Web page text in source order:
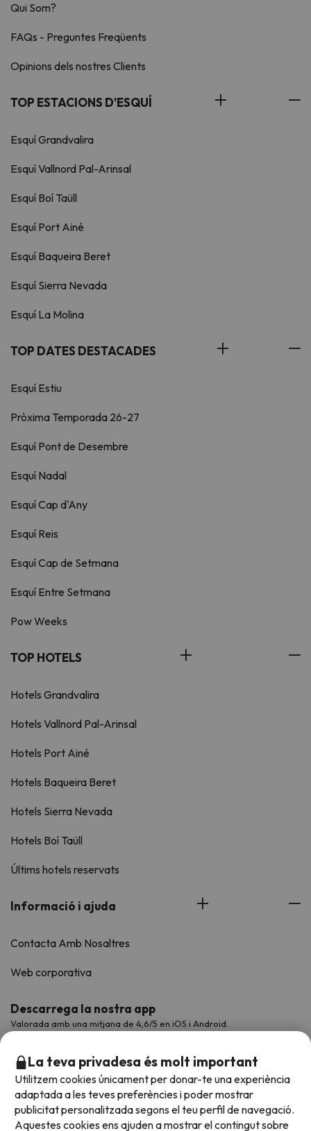
Qui Som?
FAQs - Preguntes Freqüents
Opinions dels nostres Clients
TOP ESTACIONS D'ESQUÍ
Esquí Grandvalira
Esquí Vallnord Pal-Arinsal
Esquí Boí Taüll
Esquí Port Ainé
Esquí Baqueira Beret
Esquí Sierra Nevada
Esquí La Molina
TOP DATES DESTACADES
Esquí Estiu
Pròxima Temporada 26-27
Esquí Pont de Desembre
Esquí Nadal
Esquí Cap d'Any
Esquí Reis
Esquí Cap de Setmana
Esquí Entre Setmana
Pow Weeks
TOP HOTELS
Hotels Grandvalira
Hotels Vallnord Pal-Arinsal
Hotels Port Ainé
Hotels Baqueira Beret
Hotels Sierra Nevada
Hotels Boí Taüll
Últims hotels reservats
Informació i ajuda
Contacta Amb Nosaltres
Web corporativa
Descarrega la nostra app
Valorada amb una mitjana de 4,6/5 en iOS i Android.
La teva privadesa és molt important
Utilitzem cookies únicament per donar-te una experiència
adaptada a les teves preferències i poder mostrar
publicitat personalitzada segons el teu perfil de navegació.
Aquestes cookies ens ajuden a mostrar el contingut sobre